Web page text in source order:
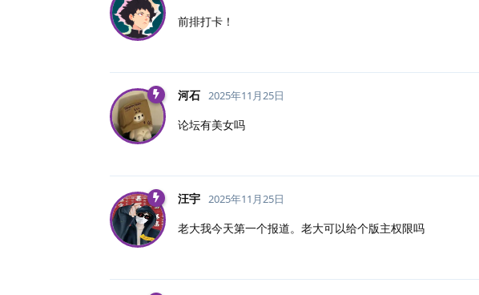
前排打卡！
河石 2025年11月25日
论坛有美女吗
汪宇 2025年11月25日
老大我今天第一个报道。老大可以给个版主权限吗